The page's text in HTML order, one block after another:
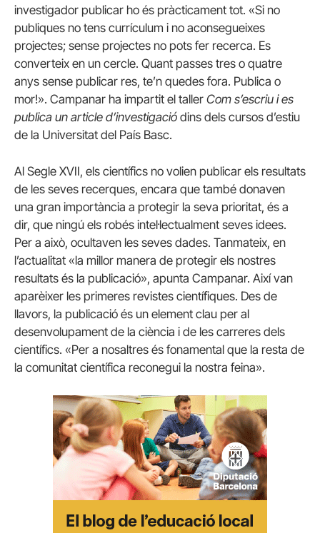
investigador publicar ho és pràcticament tot. «Si no
publiques no tens currículum i no aconsegueixes
projectes; sense projectes no pots fer recerca. Es
converteix en un cercle. Quant passes tres o quatre
anys sense publicar res, te’n quedes fora. Publica o
mor!». Campanar ha impartit el taller Com s’escriu i es
publica un article d’investigació dins dels cursos d’estiu
de la Universitat del País Basc.
Al Segle XVII, els científics no volien publicar els resultats
de les seves recerques, encara que també donaven
una gran importància a protegir la seva prioritat, és a
dir, que ningú els robés intel·lectualment seves idees.
Per a això, ocultaven les seves dades. Tanmateix, en
l’actualitat «la millor manera de protegir els nostres
resultats és la publicació», apunta Campanar. Així van
aparèixer les primeres revistes científiques. Des de
llavors, la publicació és un element clau per al
desenvolupament de la ciència i de les carreres dels
científics. «Per a nosaltres és fonamental que la resta de
la comunitat científica reconegui la nostra feina».